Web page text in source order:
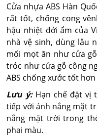
Cửa nhựa ABS Hàn
rất tốt, chống cong
hậu nhiệt đới ẩm của
nhà vệ sinh, dùng lâu
mối mọt ăn như cửa
tróc như cửa gỗ công
ABS chống xước tốt
Lưu ý:Hạn chế đặt vị
tiếp với ánh nắng mặt
nắng mặt trời trong
phai màu.